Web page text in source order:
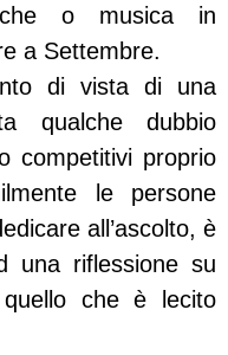
o musica in
a Settembre.
di vista di una
qualche dubbio
competitivi proprio
le persone
all’ascolto, è
una riflessione su
che è lecito